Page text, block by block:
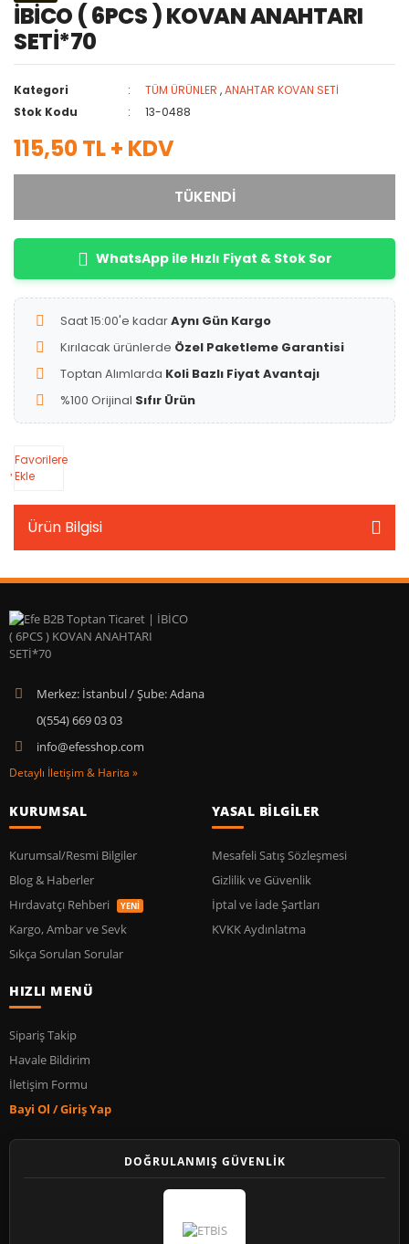
İBİCO ( 6PCS ) KOVAN ANAHTARI
SETİ*70
Kategori TÜM ÜRÜNLER ,ANAHTAR KOVAN SETİ
Stok Kodu
13-0488
115,50 TL + KDV
TÜKENDİ
WhatsApp ile Hızlı Fiyat & Stok Sor
Saat 15:00'e kadarAynı Gün Kargo
Kırılacak ürünlerde Özel Paketleme Garantisi
Toptan Alımlarda Koli Bazlı Fiyat Avantajı
%100 Orijinal Sıfır Ürün
Favorilere
Ekle
Ürün Bilgisi
Merkez: İstanbul / Şube: Adana
0(554) 669 03 03
info@efesshop.com
Detaylı İletişim & Harita »
KURUMSAL
Kurumsal/Resmi Bilgiler
Blog & Haberler
Hırdavatçı Rehberi
YENİ
Kargo, Ambar ve Sevk
Sıkça Sorulan Sorular
YASAL BİLGİLER
Mesafeli Satış Sözleşmesi
Gizlilik ve Güvenlik
İptal ve İade Şartları
KVKK Aydınlatma
HIZLI MENÜ
Sipariş Takip
Havale Bildirim
İletişim Formu
Bayi Ol / Giriş Yap
DOĞRULANMIŞ GÜVENLİK